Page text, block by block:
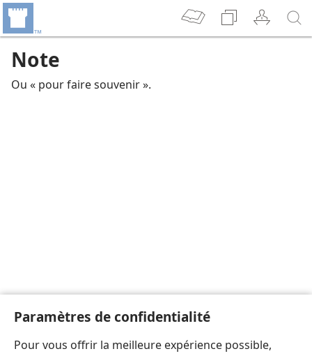
Paramètres de confidentialité
Pour vous offrir la meilleure expérience possible,
Note
Ou « pour faire souvenir ».